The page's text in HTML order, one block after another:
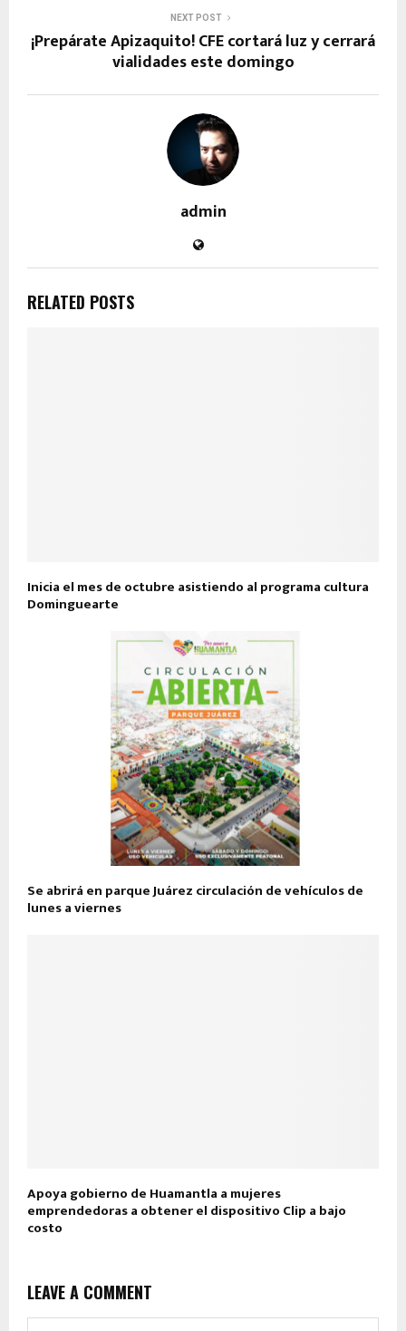
NEXT POST
¡Prepárate Apizaquito! CFE cortará luz y cerrará
vialidades este domingo
admin
RELATED POSTS
Inicia el mes de octubre asistiendo al programa cultura
Dominguearte
Se abrirá en parque Juárez circulación de vehículos de
lunes a viernes
Apoya gobierno de Huamantla a mujeres
emprendedoras a obtener el dispositivo Clip a bajo
costo
LEAVE A COMMENT